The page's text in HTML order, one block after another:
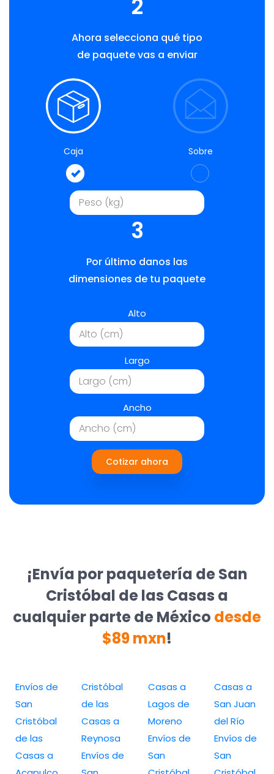
2
Ahora selecciona qué tipo
de paquete vas a enviar
Caja Sobre
3
Por último danos las
dimensiones de tu paquete
Alto
Largo
Ancho
Cotizar ahora
¡Envía por paquetería de San
Cristóbal de las Casas a
cualquier parte de México desde
$89 mxn!
Envíos de
San
Cristóbal
de las
Casas a
Cristóbal
de las
Casas a
Reynosa
Envíos de
Casas a
Lagos de
Moreno
Envíos de
San
Casas a
San Juan
del Río
Envíos de
San